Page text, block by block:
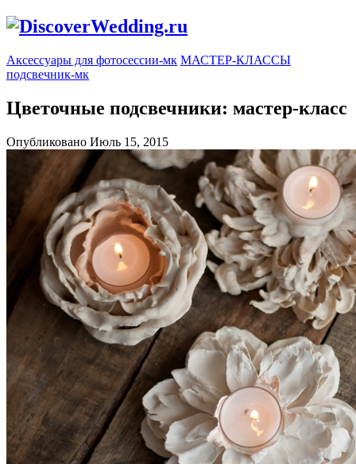
Аксессуары для фотосессии-мк МАСТЕР-КЛАССЫ
подсвечник-мк
Цветочные подсвечники: мастер-класс
Опубликовано Июль 15, 2015